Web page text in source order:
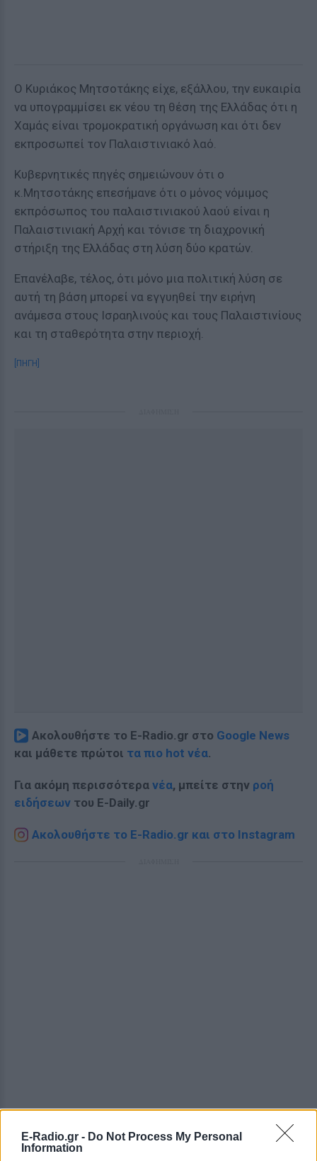
E-Radio.gr - Do Not Process My Personal
Information
Ο Κυριάκος Μητσοτάκης είχε, εξάλλου, την ευκαιρία
να υπογραμμίσει εκ νέου τη θέση της Ελλάδας ότι η
Χαμάς είναι τρομοκρατική οργάνωση και ότι δεν
εκπροσωπεί τον Παλαιστινιακό λαό.
Κυβερνητικές πηγές σημειώνουν ότι ο
κ.Μητσοτάκης επεσήμανε ότι ο μόνος νόμιμος
εκπρόσωπος του παλαιστινιακού λαού είναι η
Παλαιστινιακή Αρχή και τόνισε τη διαχρονική
στήριξη της Ελλάδας στη λύση δύο κρατών.
Επανέλαβε, τέλος, ότι μόνο μια πολιτική λύση σε
αυτή τη βάση μπορεί να εγγυηθεί την ειρήνη
ανάμεσα στους Ισραηλινούς και τους Παλαιστινίους
και τη σταθερότητα στην περιοχή.
[ΠΗΓΗ]
Ακολουθήστε το E-Radio.gr στο Google News
και μάθετε πρώτοι τα πιο hot νέα.
Για ακόμη περισσότερα νέα, μπείτε στην ροή
ειδήσεων του E-Daily.gr
Ακολουθήστε το E-Radio.gr και στο Instagram